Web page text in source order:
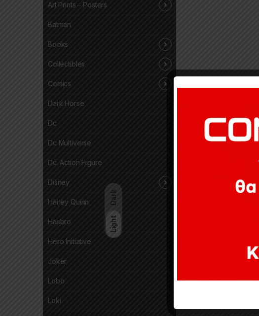
Dark
Light
Art Prints – Posters
Batman
Books
Collectibles
Comics
Dark Horse
Dc
Dc Multiverse
Dc. Action Figure
Disney
Harley Quinn
Hasbro
Hero Initiative
Joker
Lobo
Loki